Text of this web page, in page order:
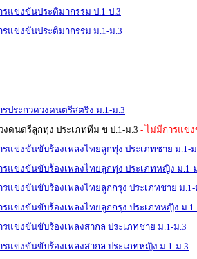
รแข่งขันประติมากรรม ป.1-ป.3
รแข่งขันประติมากรรม ม.1-ม.3
รประกวดวงดนตรีสตริง ม.1-ม.3
งดนตรีลูกทุ่ง ประเภททีม ข ป.1-ม.3 - ไม่มีการแข่
รแข่งขันขับร้องเพลงไทยลูกทุ่ง ประเภทชาย ม.1-ม
รแข่งขันขับร้องเพลงไทยลูกทุ่ง ประเภทหญิง ม.1-
รแข่งขันขับร้องเพลงไทยลูกกรุง ประเภทชาย ม.1-
รแข่งขันขับร้องเพลงไทยลูกกรุง ประเภทหญิง ม
รแข่งขันขับร้องเพลงสากล ประเภทชาย ม.1-ม.3
รแข่งขันขับร้องเพลงสากล ประเภทหญิง ม.1-ม.3